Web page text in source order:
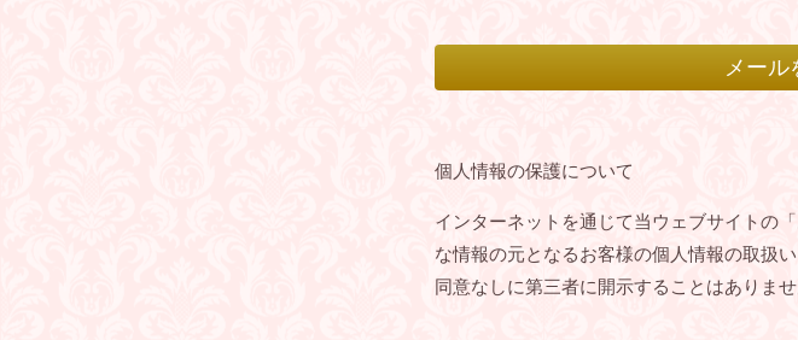
個人情報の保護について
インターネットを通じて当ウェブサイトの
な情報の元となるお客様の個人情報の取扱
同意なしに第三者に開示することはありませ